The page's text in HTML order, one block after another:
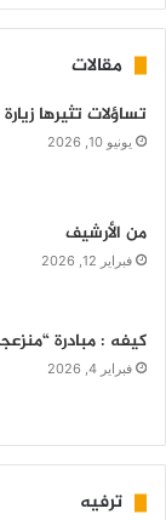
مقالات
تساؤلات تثيرها
يونيو 10, 2026
من الأرشيف
فبراير 12, 2026
كيفه : مبادرة
فبراير 4, 2026
ترفيه